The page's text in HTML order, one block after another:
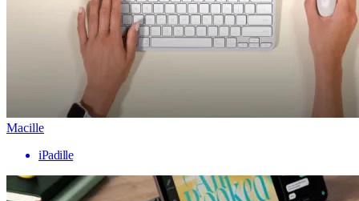
Macille
iPadille